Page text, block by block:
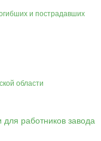
и пострадавших
области